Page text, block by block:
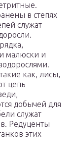
в степях
служат
малюски и
как, лисы,
цепь
добычей для
служат
Редуценты
этих